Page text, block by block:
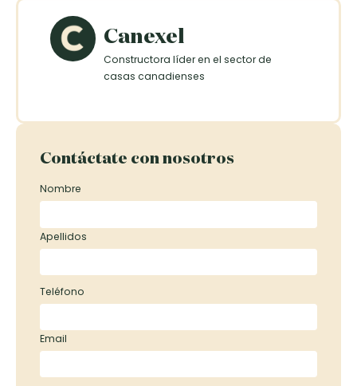
Canexel
Constructora líder en el sector de
casas canadienses
Contáctate con nosotros
Nombre
Apellidos
Teléfono
Email